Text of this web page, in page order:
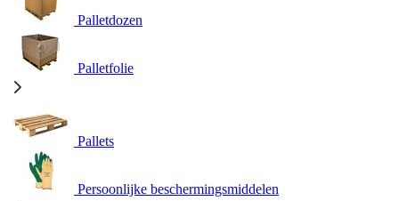
Palletdozen
Palletfolie
Pallets
Persoonlijke beschermingsmiddelen